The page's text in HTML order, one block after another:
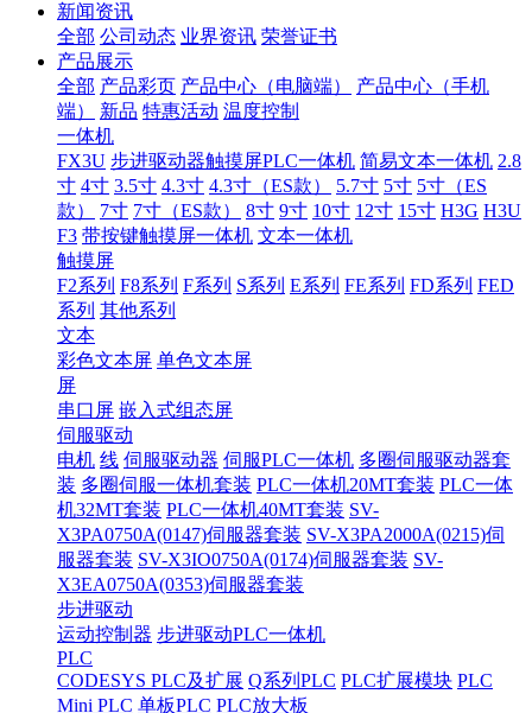
新闻资讯
全部 公司动态 业界资讯 荣誉证书
产品展示
全部 产品彩页 产品中心（电脑端）
产品中心（手机
端）
新品 特惠活动 温度控制
一体机
FX3U 步进驱动器触摸屏PLC一体机 简易文本一体机 2.8
寸 4寸 3.5寸 4.3寸 4.3寸（ES款） 5.7寸 5寸 5寸（ES
款）
7寸 7寸（ES款） 8寸 9寸 10寸 12寸 15寸 H3G H3U
F3 带按键触摸屏一体机 文本一体机
触摸屏
F2系列 F8系列 F系列 S系列 E系列 FE系列 FD系列 FED
系列 其他系列
文本
彩色文本屏 单色文本屏
屏
串口屏 嵌入式组态屏
伺服驱动
电机 线 伺服驱动器 伺服PLC一体机 多圈伺服驱动器套
装 多圈伺服一体机套装 PLC一体机20MT套装 PLC一体
机32MT套装 PLC一体机40MT套装 SV-
X3PA0750A(0147)伺服器套装 SV-X3PA2000A(0215)伺
服器套装 SV-X3IO0750A(0174)伺服器套装 SV-
X3EA0750A(0353)伺服器套装
步进驱动
运动控制器 步进驱动PLC一体机
PLC
CODESYS PLC及扩展 Q系列PLC PLC扩展模块 PLC
Mini PLC 单板PLC PLC放大板